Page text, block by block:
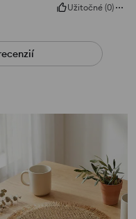
Užitočné (0)